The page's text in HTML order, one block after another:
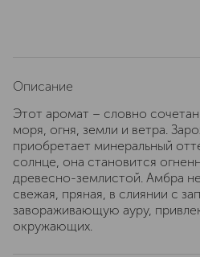
Описание
Этот аромат – словно
моря, огня, земли и ветра.
приобретает минеральный
солнце, она становится
древесно-землистой. Амбра
свежая, пряная, в слиянии с
завораживающую ауру,
окружающих.